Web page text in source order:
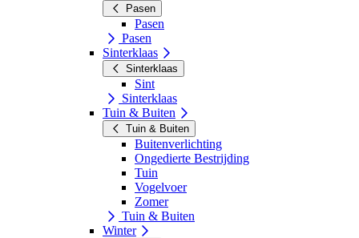
Pasen
Pasen
Pasen
Sinterklaas
Sinterklaas
Sint
Sinterklaas
Tuin & Buiten
Tuin & Buiten
Buitenverlichting
Ongedierte Bestrijding
Tuin
Vogelvoer
Zomer
Tuin & Buiten
Winter